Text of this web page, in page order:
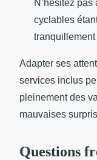
N’hésitez
cyclables
Adapter ses
services inclus
pleinement des
mauvaises
Questions